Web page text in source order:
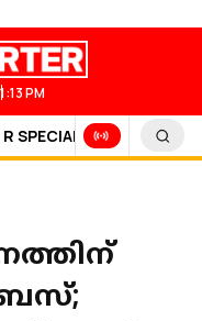
PM
R SPECIAL SPORTS